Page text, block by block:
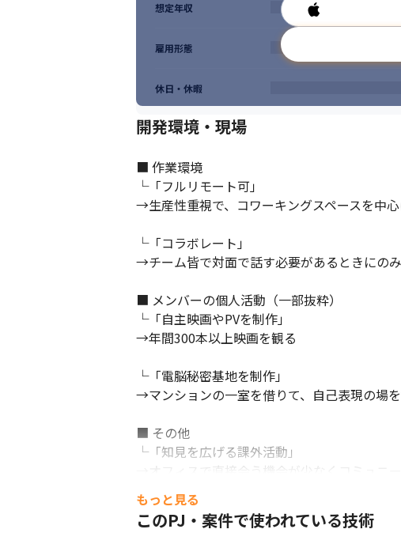
想定年収
雇用形態
休日・休暇
開発環境・現場
■ 作業環境
└「フルリモート可」
→生産性重視で、コワーキングスペースを中
└「コラボレート」
→チーム皆で対面で話す必要があるときにの
■ メンバーの個人活動（一部抜粋）
└「自主映画やPVを制作」
→年間300本以上映画を観る
└「電脳秘密基地を制作」
→マンションの一室を借りて、自己表現の場
■ その他
└「知見を広げる課外活動」
→オフィスで直接会う機会が少なくコミュニ
ex 歌舞伎、講談、ライブ...etc
もっと見る
このPJ・案件で使われている技術